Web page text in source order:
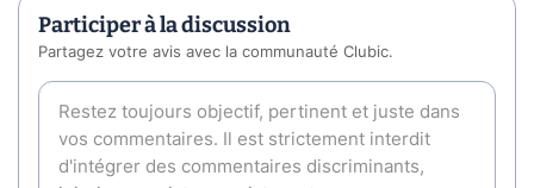
Participer à la discussion
Partagez votre avis avec la communauté Clubic.